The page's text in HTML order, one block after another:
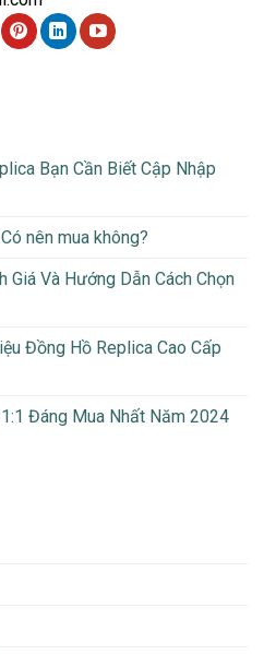
Bạn Cần Biết Cập Nhập
nên mua không?
Giá Và Hướng Dẫn Cách Chọn
Đồng Hồ Replica Cao Cấp
Đáng Mua Nhất Năm 2024